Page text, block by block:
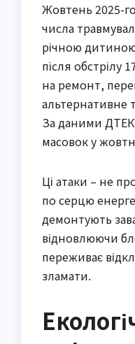
Жовтень 2025-
числа
річною
після обстрілу
на ремонт,
альтернативне
За даними ДТЕК,
масовок у
Ці атаки – не
по серцю
демонтують
відновлюючи
переживає
зламати.